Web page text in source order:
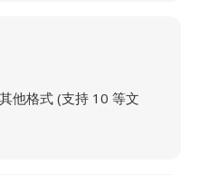
他格式 (支持 10 等文